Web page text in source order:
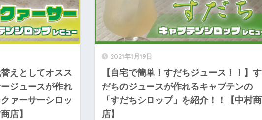
えとしてオスス
ジュースが作れ
ァーサーシロッ
店】
2021年1月19日
【自宅で簡単！すだちジュース！！】す
だちのジュースが作れるキャプテンの
「すだちシロップ」を紹介！！【中村商
店】